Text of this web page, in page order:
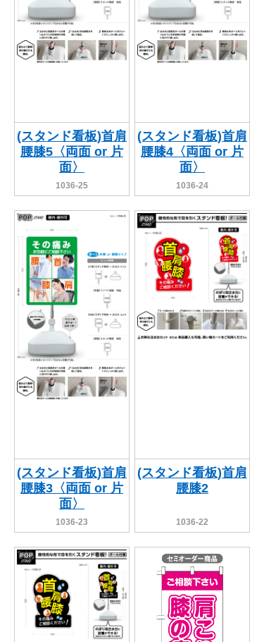
(スタンド看板)首肩
腰膝5〈両面 or 片
面〉
1036-25
(スタンド看板)首肩
腰膝4〈両面 or 片
面〉
1036-24
(スタンド看板)首肩
腰膝3〈両面 or 片
面〉
1036-23
(スタンド看板)首肩
腰膝2
1036-22